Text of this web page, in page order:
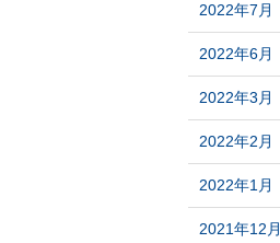
2022年7月
2022年6月
2022年3月
2022年2月
2022年1月
2021年12月